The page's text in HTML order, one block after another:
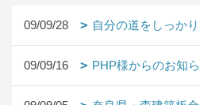
09/09/28 自分の道をしっか
09/09/16 PHP様からのお知